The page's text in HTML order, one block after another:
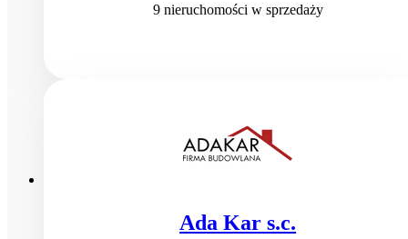
9 nieruchomości w sprzedaży
Ada Kar s.c.